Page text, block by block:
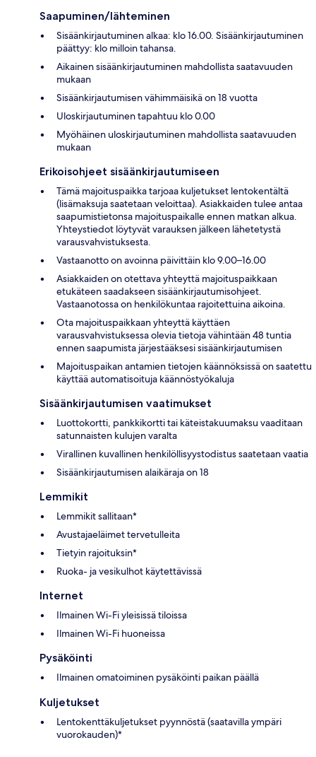
Saapuminen/lähteminen
Sisäänkirjautuminen alkaa: klo 16.00. Sisäänkirjautuminen
päättyy: klo milloin tahansa.
Aikainen sisäänkirjautuminen mahdollista saatavuuden
mukaan
Sisäänkirjautumisen vähimmäisikä on 18 vuotta
Uloskirjautuminen tapahtuu klo 0.00
Myöhäinen uloskirjautuminen mahdollista saatavuuden
mukaan
Erikoisohjeet sisäänkirjautumiseen
Tämä majoituspaikka tarjoaa kuljetukset lentokentältä
(lisämaksuja saatetaan veloittaa). Asiakkaiden tulee antaa
saapumistietonsa majoituspaikalle ennen matkan alkua.
Yhteystiedot löytyvät varauksen jälkeen lähetetystä
varausvahvistuksesta.
Vastaanotto on avoinna päivittäin klo 9.00–16.00
Asiakkaiden on otettava yhteyttä majoituspaikkaan
etukäteen saadakseen sisäänkirjautumisohjeet.
Vastaanotossa on henkilökuntaa rajoitettuina aikoina.
Ota majoituspaikkaan yhteyttä käyttäen
varausvahvistuksessa olevia tietoja vähintään 48 tuntia
ennen saapumista järjestääksesi sisäänkirjautumisen
Majoituspaikan antamien tietojen käännöksissä on saatettu
käyttää automatisoituja käännöstyökaluja
Sisäänkirjautumisen vaatimukset
Luottokortti, pankkikortti tai käteistakuumaksu vaaditaan
satunnaisten kulujen varalta
Virallinen kuvallinen henkilöllisyystodistus saatetaan vaatia
Sisäänkirjautumisen alaikäraja on 18
Lemmikit
Lemmikit sallitaan*
Avustajaeläimet tervetulleita
Tietyin rajoituksin*
Ruoka- ja vesikulhot käytettävissä
Internet
Ilmainen Wi-Fi yleisissä tiloissa
Ilmainen Wi-Fi huoneissa
Pysäköinti
Ilmainen omatoiminen pysäköinti paikan päällä
Kuljetukset
Lentokenttäkuljetukset pyynnöstä (saatavilla ympäri
vuorokauden)*